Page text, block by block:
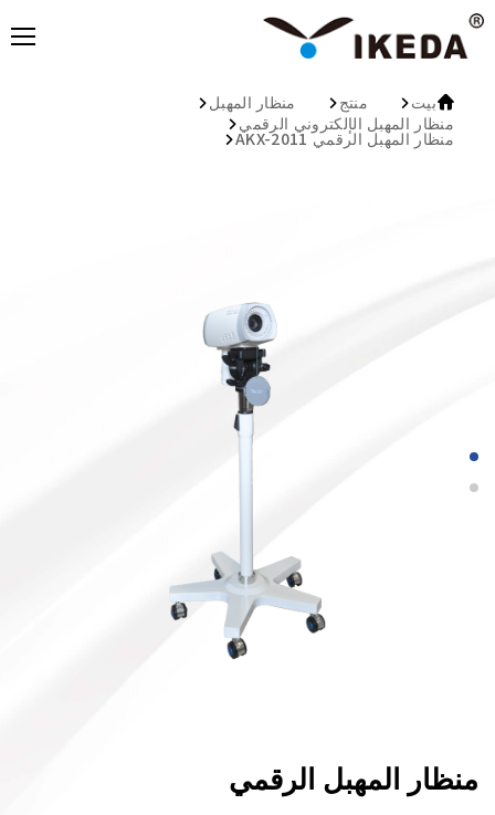
بيت منتج
منظار المهبل
منظار المهبل الإلكتروني الرقمي
منظار المهبل الرقمي AKX-2011
منظار المهبل الرقمي